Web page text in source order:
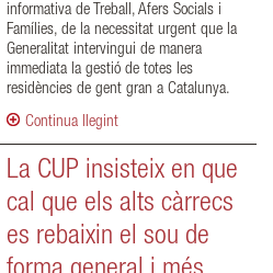
informativa de Treball, Afers Socials i
Famílies, de la necessitat urgent que la
Generalitat intervingui de manera
immediata la gestió de totes les
residències de gent gran a Catalunya.
Continua llegint
La CUP insisteix en que
cal que els alts càrrecs
es rebaixin el sou de